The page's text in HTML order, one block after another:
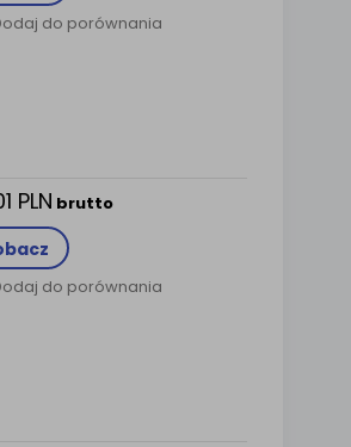
do porównania
PLN brutto
do porównania